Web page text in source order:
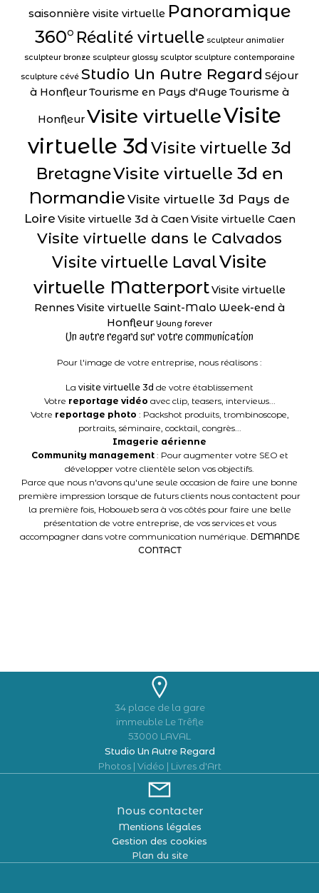
saisonnière visite virtuelle Panoramique
360° Réalité virtuelle sculpteur animalier
sculpteur bronze sculpteur glossy sculptor sculpture contemporaine
sculpture cévé Studio Un Autre Regard Séjour
à HonfleurTourisme en Pays d'AugeTourisme à
HonfleurVisite virtuelleVisite
virtuelle 3d Visite virtuelle 3d
BretagneVisite virtuelle 3d en
Normandie Visite virtuelle 3d Pays de
Loire Visite virtuelle 3d à CaenVisite virtuelle Caen
Visite virtuelle dans le Calvados
Visite virtuelle LavalVisite
virtuelle MatterportVisite virtuelle
Rennes Visite virtuelle Saint-Malo Week-end à
Honfleur Young forever
Un autre regard sur votre communication
Pour l'image de votre entreprise, nous réalisons :
La visite virtuelle 3d de votre établissement
Votre reportage vidéo avec clip, teasers, interviews...
Votre reportage photo : Packshot produits, trombinoscope,
portraits, séminaire, cocktail, congrès...
Imagerie aérienne
Community management: Pour augmenter votre SEO et
développer votre clientèle selon vos objectifs.
Parce que nous n'avons qu'une seule occasion de faire une bonne
première impression lorsque de futurs clients nous contactent pour
la première fois, Hoboweb sera à vos côtés pour faire une belle
présentation de votre entreprise, de vos services et vous
accompagner dans votre communication numérique. DEMANDE
CONTACT
34 place de la gare
immeuble Le Trêfle
53000 LAVAL
Studio Un Autre Regard
Photos | Vidéo | Livres d'Art
Nous contacter
Mentions légales
Gestion des cookies
Plan du site